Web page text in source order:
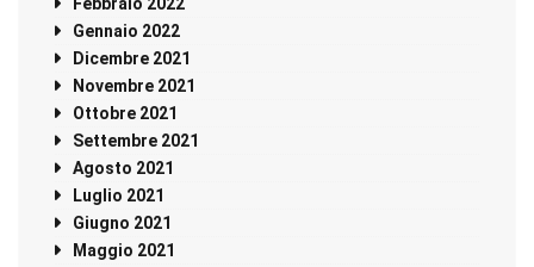
Gennaio 2022
Dicembre 2021
Novembre 2021
Ottobre 2021
Settembre 2021
Agosto 2021
Luglio 2021
Giugno 2021
Maggio 2021